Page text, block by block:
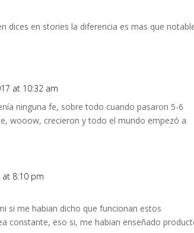
dices en stories la diferencia es mas que
at 10:32 am
ninguna fe, sobre todo cuando pasaron 5-6
wooow, crecieron y todo el mundo empezó a
8:10 pm
si me habian dicho que funcionan estos
constante, eso si, me habian enseñado